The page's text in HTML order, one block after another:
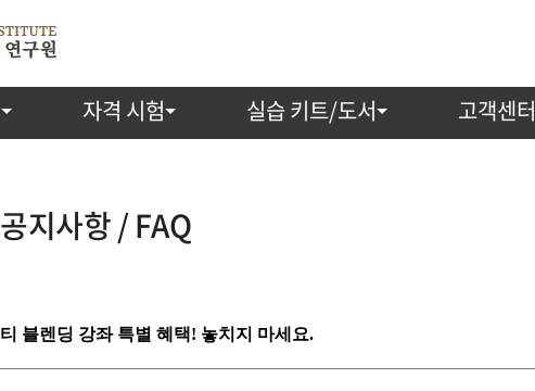
자격 시험 실습 키트/도서 고객센터
공지사항 / FAQ
티 블렌딩 강좌 특별 혜택! 놓치지 마세요.